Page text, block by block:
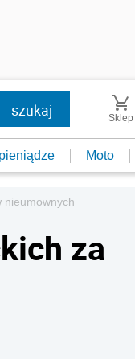
Sklep
Moto
nieumownych
za